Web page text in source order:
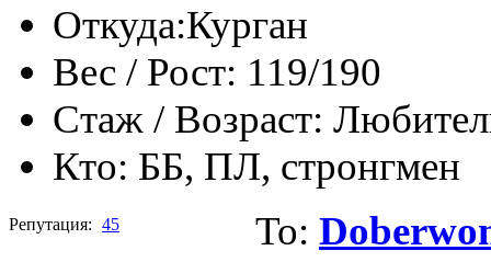
Откуда:Курган
Вес / Рост: 119/190
Стаж / Возраст:
Кто: ББ, ПЛ, стронгмен
Репутация: 45 To: